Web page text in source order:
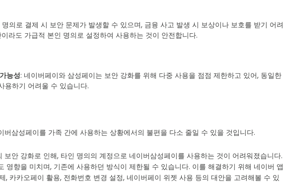
명의로 결제 시 보안 문제가 발생할 수 있으며, 금융 사고 발생 시 보상이나 보호를 받기 어려
라도 가급적 본인 명의로 설정하여 사용하는 것이 안전합니다.
능성: 네이버페이와 삼성페이는 보안 강화를 위해 다중 사용을 점점 제한하고 있어, 동일한
용하기 어려울 수 있습니다.
버삼성페이를 가족 간에 사용하는 상황에서의 불편을 다소 줄일 수 있을 것입니다.
보안 강화로 인해, 타인 명의의 계정으로 네이버삼성페이를 사용하는 것이 어려워졌습니다.
영향을 미치며, 기존에 사용하던 방식이 제한될 수 있습니다. 이를 해결하기 위해 네이버 앱
, 카카오페이 활용, 전화번호 변경 설정, 네이버페이 위젯 사용 등의 대안을 고려해볼 수 있